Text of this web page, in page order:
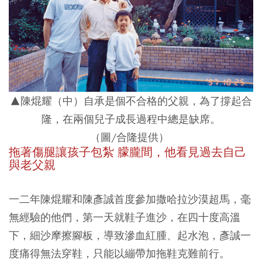
▲陳焜耀（中）自承是個不合格的父親，為了撐起合
隆，在兩個兒子成長過程中總是缺席。
（圖/合隆提供）
拖著傷腿讓孩子包紮 朦朧間，他看見過去自己
與老父親
一二年陳焜耀和陳彥誠首度參加撒哈拉沙漠超馬，毫
無經驗的他們，第一天就鞋子進沙，在四十度高溫
下，細沙摩擦腳板，導致滲血紅腫、起水泡，彥誠一
度痛得無法穿鞋，只能以繃帶加拖鞋克難前行。